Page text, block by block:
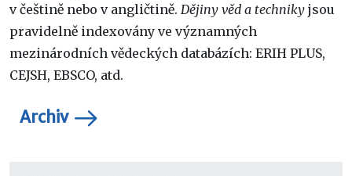
v češtině nebo v angličtině. Dějiny věd a techniky jsou
pravidelně indexovány ve významných
mezinárodních vědeckých databázích: ERIH PLUS,
CEJSH, EBSCO, atd.
Archiv